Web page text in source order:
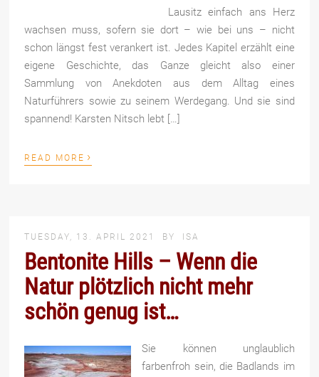
Lausitz einfach ans Herz
wachsen muss, sofern sie dort – wie bei uns – nicht
schon längst fest verankert ist. Jedes Kapitel erzählt eine
eigene Geschichte, das Ganze gleicht also einer
Sammlung von Anekdoten aus dem Alltag eines
Naturführers sowie zu seinem Werdegang. Und sie sind
spannend! Karsten Nitsch lebt […]
READ MORE ›
TUESDAY, 13. APRIL 2021 BY ISA
Bentonite Hills – Wenn die
Natur plötzlich nicht mehr
schön genug ist…
Sie können unglaublich
farbenfroh sein, die Badlands im